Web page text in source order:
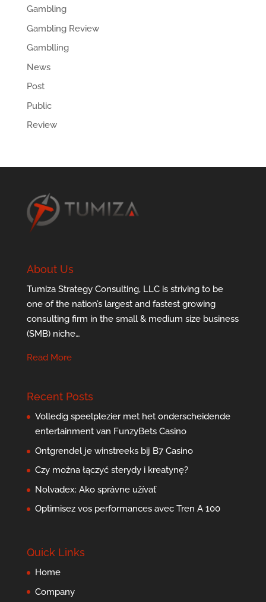
Gambling
Gambling Review
Gamblling
News
Post
Public
Review
About Us
Tumiza Strategy Consulting, LLC is striving to be
one of the nation’s largest and fastest growing
consulting firm in the small & medium size business
(SMB) niche…
Read More
Recent Posts
Volledig speelplezier met het onderscheidende
entertainment van FunzyBets Casino
Ontgrendel je winstreeks bij B7 Casino
Czy można łączyć sterydy i kreatynę?
Nolvadex: Ako správne užívať
Optimisez vos performances avec Tren A 100
Quick Links
Home
Company